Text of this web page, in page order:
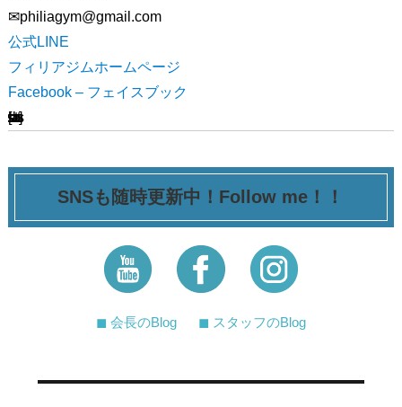
✉︎philiagym@gmail.com
公式LINE
フィリアジムホームページ
Facebook – フェイスブック
[ssba-buttons]
SNSも随時更新中！Follow me！！
◼︎ 会長のBlog ◼︎ スタッフのBlog